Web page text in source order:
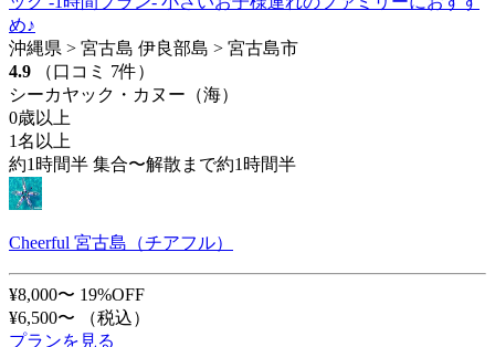
め♪
沖縄県 > 宮古島 伊良部島 > 宮古島市
4.9
（口コミ 7件）
シーカヤック・カヌー（海）
0歳以上
1名以上
約1時間半 集合〜解散まで約1時間半
Cheerful 宮古島（チアフル）
¥8,000〜 19%OFF
¥6,500〜
（税込）
プランを見る